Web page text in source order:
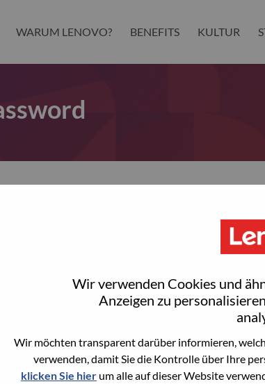
Wir verwenden Cookies und
Anzeigen zu
Wir möchten transparent darüber informieren,
verwenden, damit Sie die Kontrolle über Ihre
klicken Sie hier um alle auf dieser Website
WARUM LENOVO? BENEFITS KULTUR
you want to reset your
address associated with your account,
a link to reset your password.
your e-mail
Continue